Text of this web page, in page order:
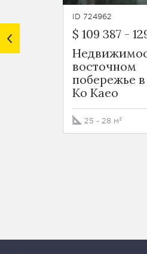
ID 724962
$ 109 387-
восточном
побережье
Ko Kaeo
25 - 28 м²